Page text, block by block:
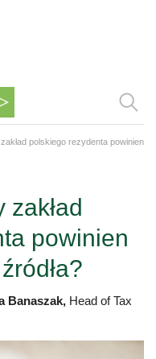
polskiego rezydenta powinien
powinien
Banaszak, Head of Tax